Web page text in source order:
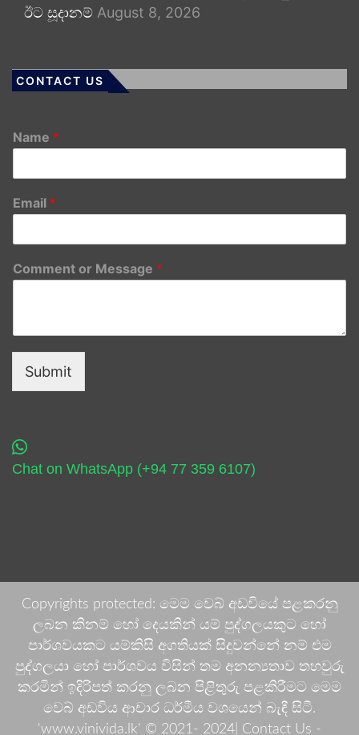
ඊට සූදානම් August 8, 2026
CONTACT US
Name *
Email *
Comment or Message *
Submit
Chat on WhatsApp (+94 77 359 6107)
Copyrights protected: මෙම වෙබ් අඩවියේ පළකරනු
ලබන කිනම් හෝ දෙයකින් යම් පුද්ගලයකුට හෝ
පාර්ශවයකට යම්කිසි අගතියක් සිදුවන්නේ නම් එම
පුද්ගලයා හෝ පාර්ශවය විසින් තම අනන්‍යතාව තහවුරු
කරමින් ඉදිරිපත් කරනු ලබන පිළිතුරු පළකිරීමට මෙම
වෙබ් අඩවිය ආචාර ධර්මීය වශයෙන් බැඳී සිටී.
'www.vinivida.lk' © 2021- 2024| Contact Us -